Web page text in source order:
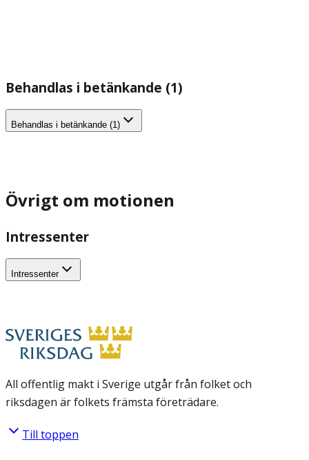
Behandlas i betänkande (1)
Behandlas i betänkande (1)
Övrigt om motionen
Intressenter
Intressenter
All offentlig makt i Sverige utgår från folket och
riksdagen är folkets främsta företrädare.
Till toppen